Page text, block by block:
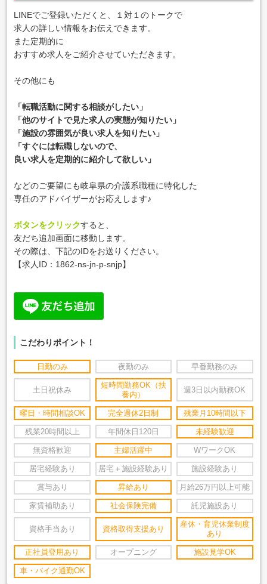
LINEでご登録いただくと、１対１のトークで
求人の詳しい情報をお伝えできます。
また定期的に
おすすめ求人をご紹介させていただきます。
その他にも
「転職活動に関する相談がしたい」
「他のサイトで見た求人の実態が知りたい」
「施設の雰囲気が良い求人を知りたい」
「すぐには転職しないので、
良い求人を定期的に紹介して欲しい」
などのご要望にも岐阜県の介護系職種に特化した
専任のアドバイザーがお応えします♪
ボタンをクリックすると、
友だち追加画面に移動します。
その際は、下記のIDをお送りください。
【求人ID： 1862-ns-jn-p-snjp】
こだわりポイント！
日勤のみ 夜勤のみ 早番勤務のみ
土日祝休み
短時間勤務OK（扶
養内）
週3日以内勤務OK
曜日・時間相談OK 完全週休2日制 残業月10時間以下
残業20時間以上 年間休日120日 未経験歓迎
無資格歓迎 主婦活躍中 WワークOK
居宅経験あり 居宅＋施設経験あり 施設経験あり
賞与あり 昇給あり 月給26万円以上可能
家賃補助あり 社会保険完備 託児施設あり
資格手当あり 資格取得支援あり
産休・育児休業制度
あり
正社員登用あり オープニング 施設見学OK
車・バイク通勤OK